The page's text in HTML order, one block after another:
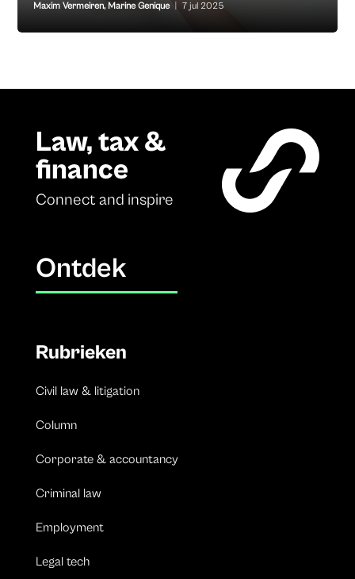
Maxim Vermeiren, Marine Genique 7 jul 2025
Law, tax &
finance
Connect and inspire
Ontdek
Rubrieken
Civil law & litigation
Column
Corporate & accountancy
Criminal law
Employment
Legal tech